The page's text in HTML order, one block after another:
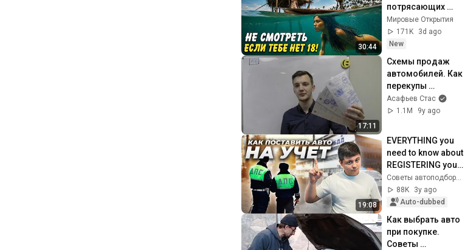
30:44
потрясающих
женщин, морских
кочевников и 17
000 ОСТРОВОВ!
Мировые Открытия
171K
3d ago
New
17:11
Схемы продаж
автомобилей. Как
перекупы
оформляют
сделку.
Асафьев Стас
1.1M
9y ago
19:08
EVERYTHING you
need to know about
REGISTERING your
car
88K
3y ago
Auto-dubbed
Как выбрать авто
при покупке.
Советы